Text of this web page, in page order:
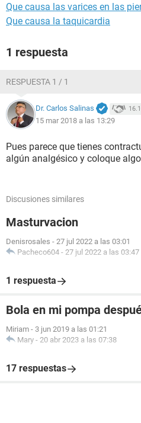
Que causa las varices en las
Que causa la taquicardia
1 respuesta
RESPUESTA 1 / 1
Dr. Carlos Salinas
15 mar 2018 a las 13:29
Pues parece que tienes
algún analgésico y coloque
Discusiones similares
Masturvacion
Denisrosales - 27 jul 2022 a las 03:01
Pacheco604 - 27 jul 2022 a las 03:47
1 respuesta
Bola en mi pompa
Miriam - 3 jun 2019 a las 01:21
Mary - 20 abr 2023 a las 07:38
17 respuestas